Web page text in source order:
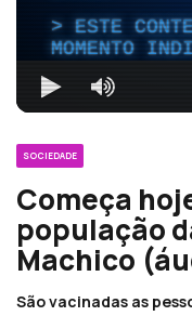
ESTE
MOMENTO
SOCIEDADE
Começa
população
Machico
São vacinadas as